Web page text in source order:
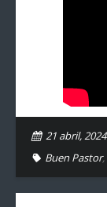
21 abril, 2024
Buen Pastor,